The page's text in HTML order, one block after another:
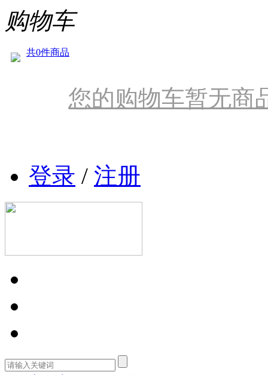
购物车
共0件商品
您的购物车暂无商
登录 / 注册